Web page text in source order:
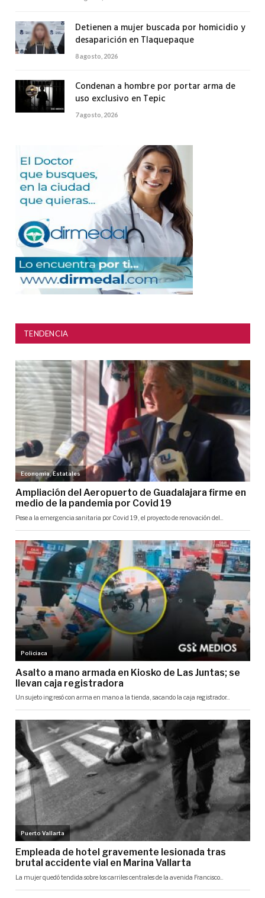
Detienen a mujer buscada por homicidio y
desaparición en Tlaquepaque
8 agosto, 2026
Condenan a hombre por portar arma de
uso exclusivo en Tepic
7 agosto, 2026
TENDENCIA